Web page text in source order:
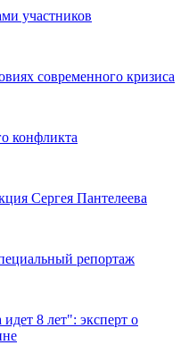
участников
современного кризиса
конфликта
Сергея Пантелеева
репортаж
8 лет": эксперт о